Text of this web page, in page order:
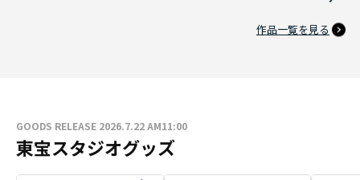
作品一覧を見る
GOODS RELEASE 2026.7.22 AM11:00
東宝スタジオグッズ